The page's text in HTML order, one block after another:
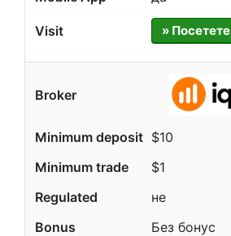
» Посетете
$10
$1
не
Без бонус